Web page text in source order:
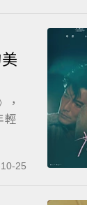
，
輕
25